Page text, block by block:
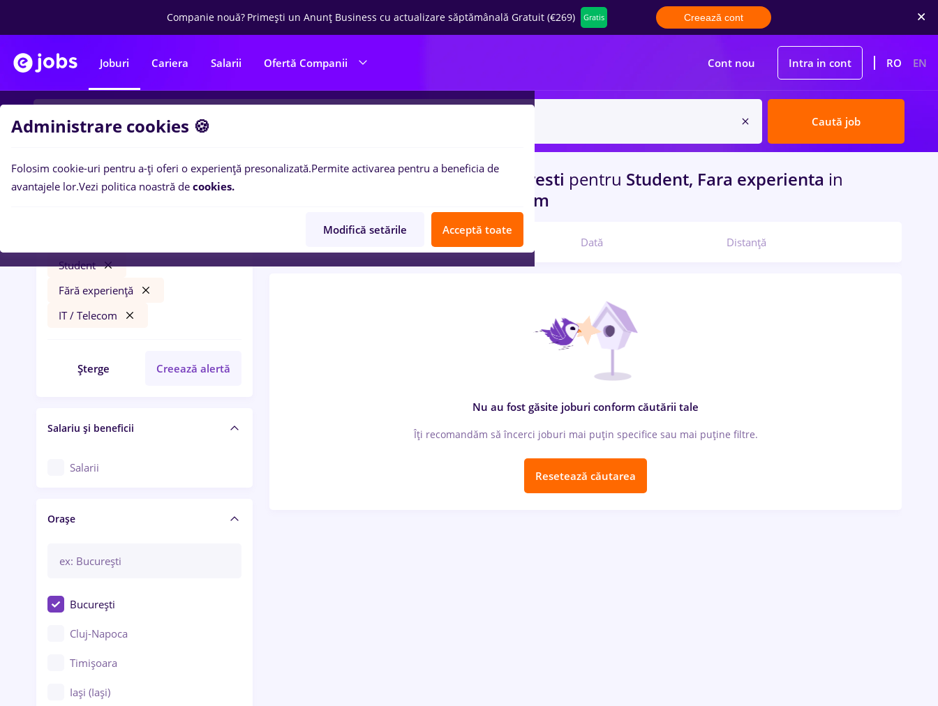
Companie nouă? Primești un Anunț Business cu actualizare săptămânală Gratuit (€269) Gratis Creează cont
Joburi Cariera Salarii Ofertă Companii Cont nou Intra in cont RO EN
Caută job
Filtre
Student
Fără experiență
IT / Telecom
Șterge Creează alertă
Salariu și beneficii
Salarii
Orașe
București
Cluj-Napoca
Timișoara
Iași (Iași)
0locuri de muncajumboinBucuresti pentru Student, Fara experienta in
Constructii / Instalatii, IT / Telecom
Relevanță Dată Distanță
Nu au fost găsite joburi conform căutării tale
Îți recomandăm să încerci joburi mai puțin specifice sau mai puține filtre.
Resetează căutarea
Administrare cookies 🍪
Folosim cookie-uri pentru a-ți oferi o experiență presonalizată.Permite activarea pentru a beneficia de
avantajele lor.Vezi politica noastră de cookies.
Modifică setările Acceptă toate